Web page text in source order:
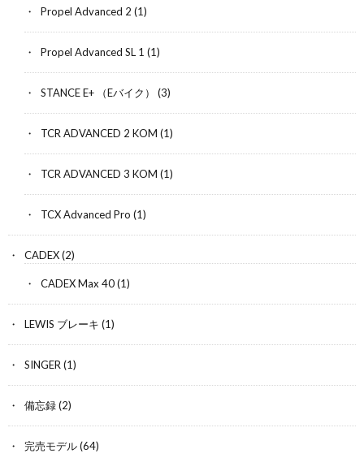
Propel Advanced 2 (1)
Propel Advanced SL 1 (1)
STANCE E+ （Eバイク） (3)
TCR ADVANCED 2 KOM (1)
TCR ADVANCED 3 KOM (1)
TCX Advanced Pro (1)
CADEX(2)
CADEX Max 40(1)
LEWIS ブレーキ (1)
SINGER (1)
備忘録(2)
完売モデル(64)